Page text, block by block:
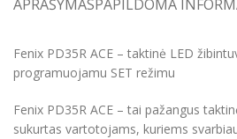
APRAŠYMASPAPILDOMA
Fenix PD35R ACE – taktinė LED
programuojamu SET režimu
Fenix PD35R ACE – tai pažangus
sukurtas vartotojams, kuriems